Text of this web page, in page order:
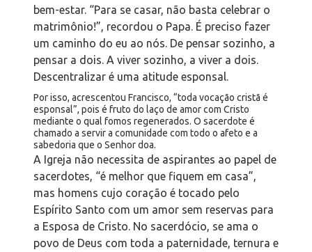
bem-estar. “Para se casar, não basta celebrar o
matrimônio!”, recordou o Papa. É preciso fazer
um caminho do eu ao nós. De pensar sozinho, a
pensar a dois. A viver sozinho, a viver a dois.
Descentralizar é uma atitude esponsal.
Por isso, acrescentou Francisco, “toda vocação cristã é
esponsal”, pois é fruto do laço de amor com Cristo
mediante o qual fomos regenerados. O sacerdote é
chamado a servir a comunidade com todo o afeto e a
sabedoria que o Senhor doa.
A Igreja não necessita de aspirantes ao papel de
sacerdotes, “é melhor que fiquem em casa”,
mas homens cujo coração é tocado pelo
Espírito Santo com um amor sem reservas para
a Esposa de Cristo. No sacerdócio, se ama o
povo de Deus com toda a paternidade, ternura e